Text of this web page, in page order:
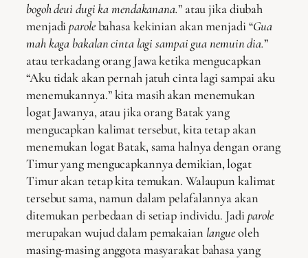
bogoh deui dugi ka mendakanana.” atau jika diubah
menjadiparolebahasa kekinian akan menjadi “Gua
mah kaga bakalan cinta lagi sampai gua nemuin dia.”
atau terkadang orang Jawa ketika mengucapkan
“Aku tidak akan pernah jatuh cinta lagi sampai aku
menemukannya.” kita masih akan menemukan
logat Jawanya, atau jika orang Batak yang
mengucapkan kalimat tersebut, kita tetap akan
menemukan logat Batak, sama halnya dengan orang
Timur yang mengucapkannya demikian, logat
Timur akan tetap kita temukan. Walaupun kalimat
tersebut sama, namun dalam pelafalannya akan
ditemukan perbedaan di setiap individu. Jadi parole
merupakan wujud dalam pemakaian langueoleh
masing-masing anggota masyarakat bahasa yang